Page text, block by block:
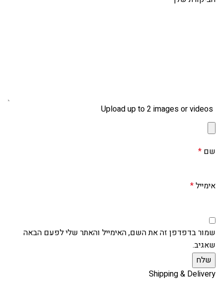
Upload up to 2 images or videos
שם *
אימייל*
שמור בדפדפן זה את השם, האימייל והאתר שלי לפעם הבאה
שאגיב.
Shipping & Delivery